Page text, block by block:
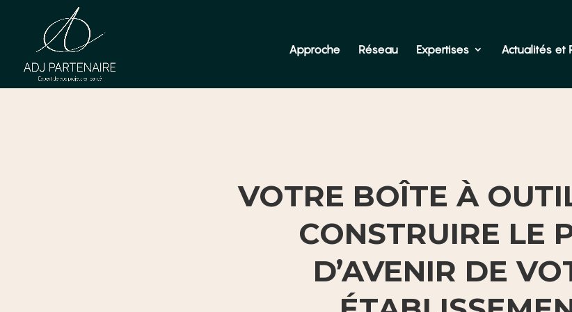
Approche Réseau Expertises Actualités et
VOTRE BOÎTE À
CONSTRUIRE LE
D’AVENIR DE